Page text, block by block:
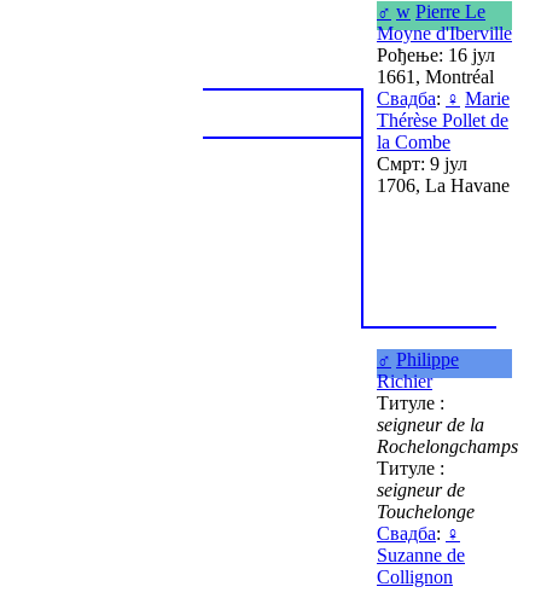
♂ w Pierre Le
Moyne d'Iberville
Рођење: 16 јул
1661, Montréal
Свадба: ♀ Marie
Thérèse Pollet de
la Combe
Смрт: 9 јул
1706, La Havane
♂ Philippe
Richier
Титуле :
seigneur de la
Rochelongchamps
Титуле :
seigneur de
Touchelonge
Свадба: ♀
Suzanne de
Collignon